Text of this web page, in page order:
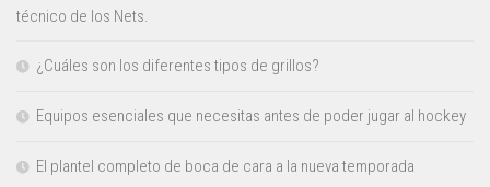
técnico de los Nets.
¿Cuáles son los diferentes tipos de grillos?
Equipos esenciales que necesitas antes de poder jugar al hockey
El plantel completo de boca de cara a la nueva temporada